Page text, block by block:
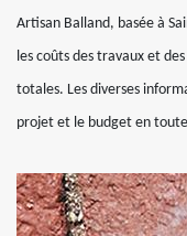
Artisan Balland, basée à
les coûts des travaux et
totales. Les diverses
projet et le budget en